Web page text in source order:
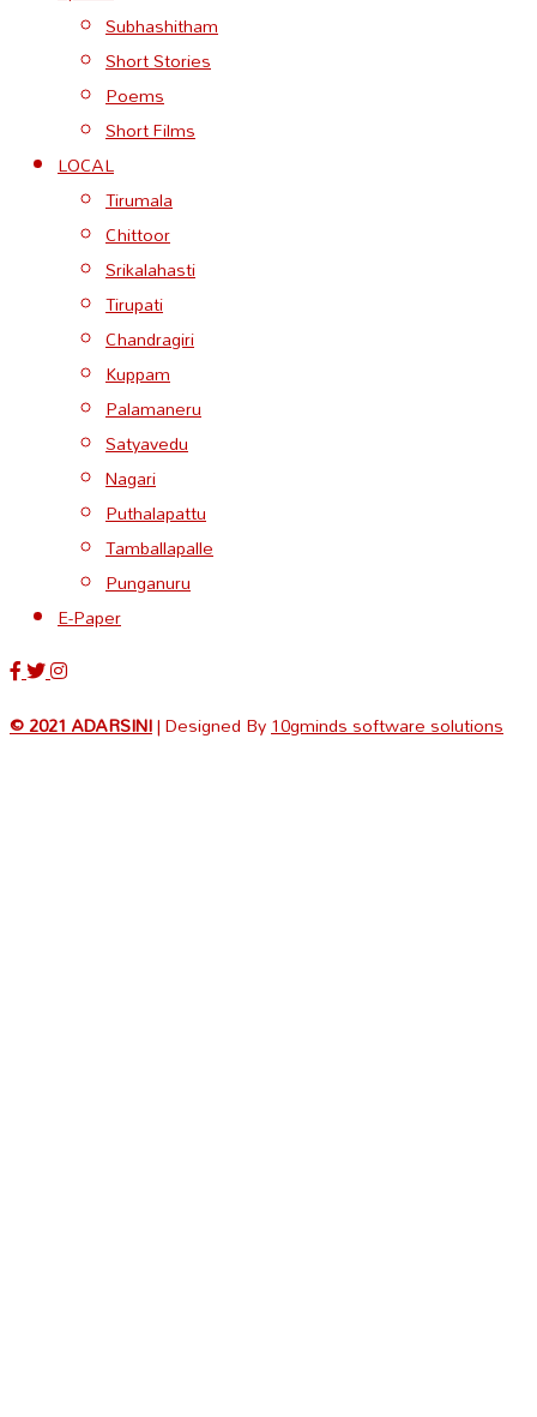
Subhashitham
Short Stories
Poems
Short Films
LOCAL
Tirumala
Chittoor
Srikalahasti
Tirupati
Chandragiri
Kuppam
Palamaneru
Satyavedu
Nagari
Puthalapattu
Tamballapalle
Punganuru
E-Paper
© 2021 ADARSINI| Designed By10gminds software solutions